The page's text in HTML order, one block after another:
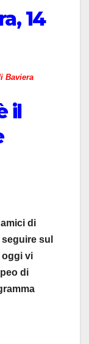
14
Baviera
il
di
sul
oggi vi
di